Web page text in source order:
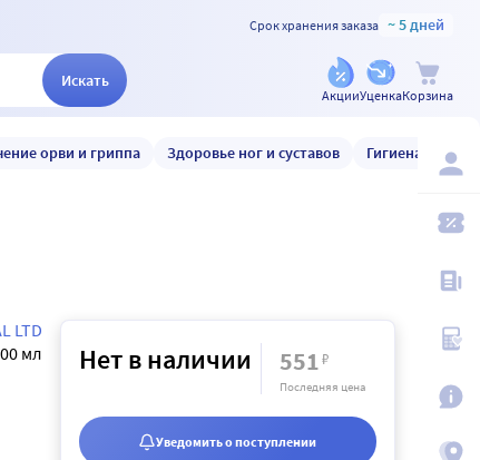
Срок хранения заказа ~ 5 дней
Искать
АкцииУценкаКорзина
орви и гриппа Здоровье ног и суставов Гигиена и уход
LTD
мл Нет в наличии 551₽
Последняя цена
Уведомить о поступлении